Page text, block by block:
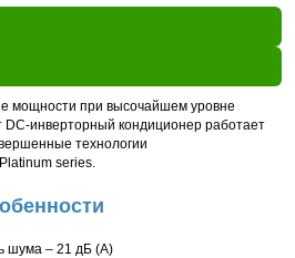
мощности при высочайшем уровне
DC-инверторный кондиционер работает
технологии
series.
шума – 21 дБ (А)